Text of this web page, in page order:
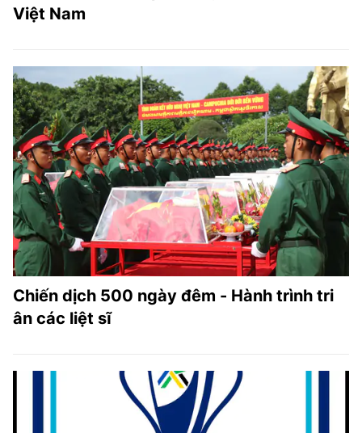
Việt Nam
Chiến dịch 500 ngày đêm - Hành trình tri
ân các liệt sĩ